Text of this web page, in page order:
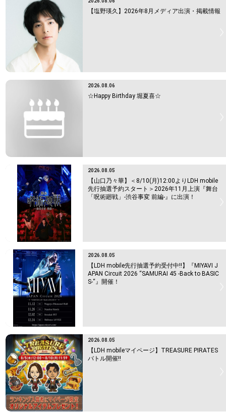
【塩野瑛久】2026年8月メディア出演・掲載情報
2026.08.06
☆Happy Birthday 堀夏喜☆
2026.08.05
【山口乃々華】＜8/10(月)12:00よりLDH mobile
先行抽選予約スタート＞2026年11月上演『舞台
「呪術廻戦」-渋谷事変 前編-』に出演！
2026.08.05
【LDH mobile先行抽選予約受付中!!】『MIYAVI J
APAN Circuit 2026 “SAMURAI 45 -Back to BASIC
S-“』開催！
2026.08.05
【LDH mobileマイページ】TREASURE PIRATES
バトル開催!!